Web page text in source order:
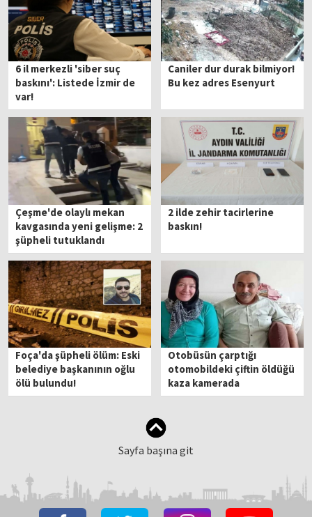
6 il merkezli 'siber suç
baskını': Listede İzmir de
var!
Caniler dur durak bilmiyor!
Bu kez adres Esenyurt
Çeşme'de olaylı mekan
kavgasında yeni gelişme: 2
şüpheli tutuklandı
2 ilde zehir tacirlerine
baskın!
Foça'da şüpheli ölüm: Eski
belediye başkanının oğlu
ölü bulundu!
Otobüsün çarptığı
otomobildeki çiftin öldüğü
kaza kamerada
Sayfa başına git